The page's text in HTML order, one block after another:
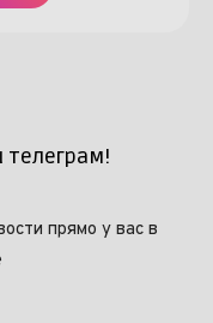
прямо у вас в